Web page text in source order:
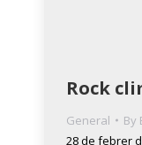
Rock
General By
28 de febrer